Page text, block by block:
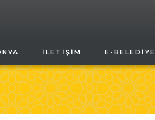
İLETIŞIM E-BELEDIYE